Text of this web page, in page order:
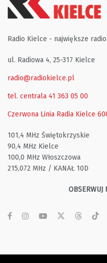
Radio Kielce - największe
ul. Radiowa 4, 25-317 Kielce
radio@radiokielce.pl
tel. centrala 41 363 05 00
Czerwona Linia Radia Kielce
101,4 MHz Świętokrzyskie
90,4 MHz Kielce
100,0 MHz Włoszczowa
215,072 MHz / KANAŁ 10D
OBSERWUJ